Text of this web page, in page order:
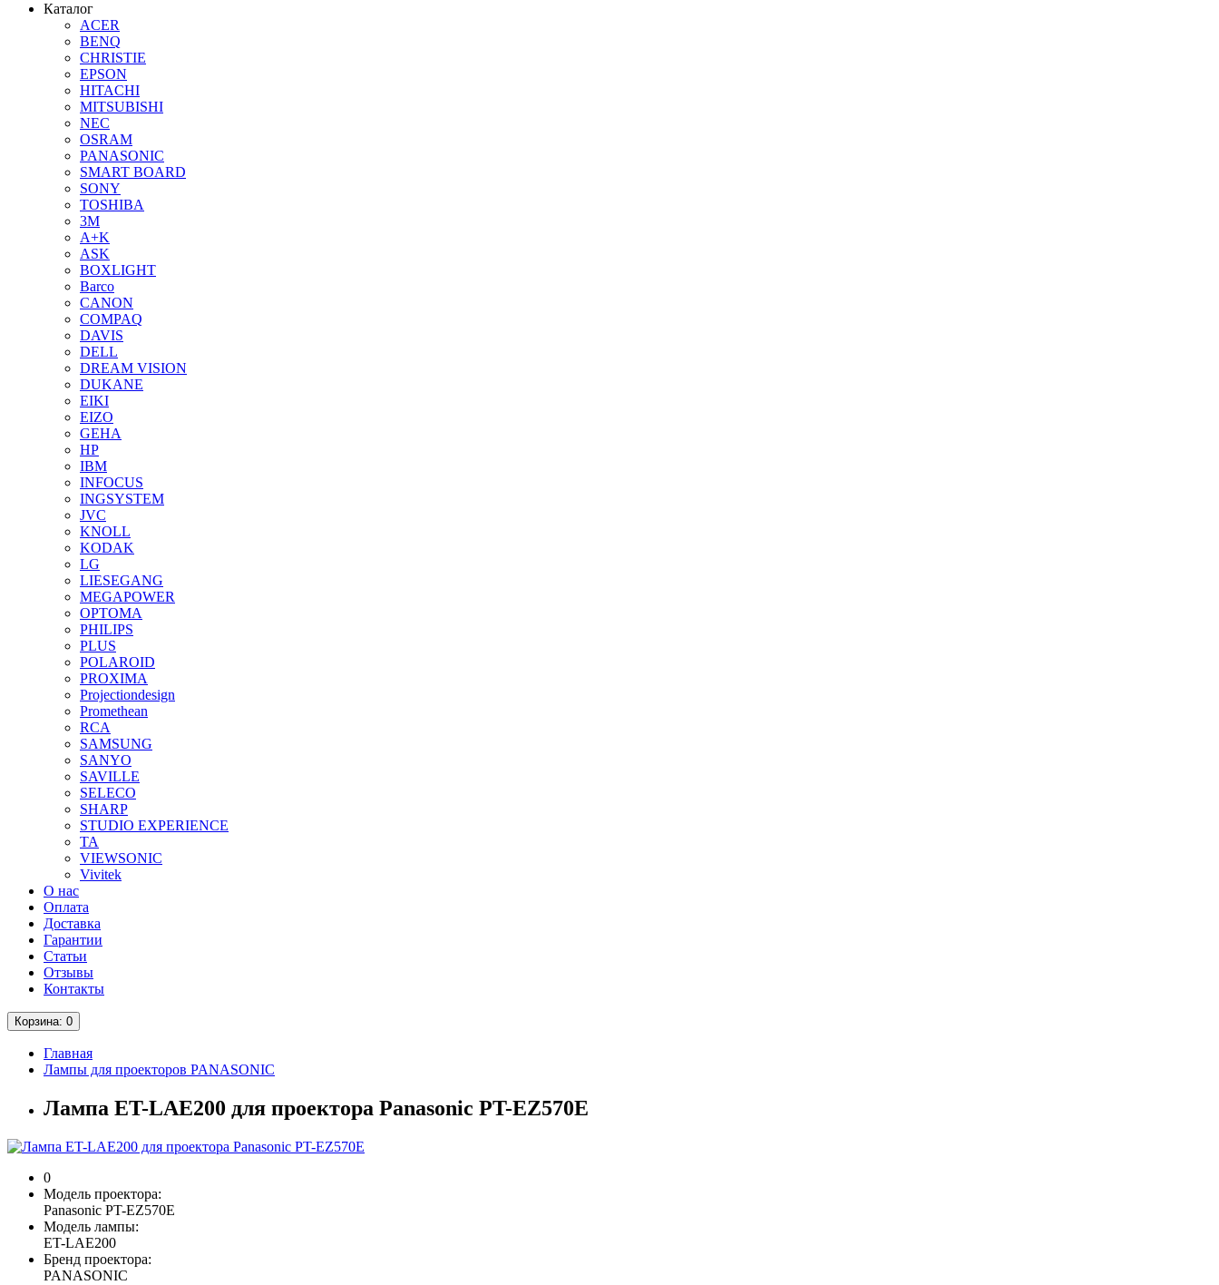
Каталог
ACER
BENQ
CHRISTIE
EPSON
HITACHI
MITSUBISHI
NEC
OSRAM
PANASONIC
SMART BOARD
SONY
TOSHIBA
3М
A+K
ASK
BOXLIGHT
Barco
CANON
COMPAQ
DAVIS
DELL
DREAM VISION
DUKANE
EIKI
EIZO
GEHA
HP
IBM
INFOCUS
INGSYSTEM
JVC
KNOLL
KODAK
LG
LIESEGANG
MEGAPOWER
OPTOMA
PHILIPS
PLUS
POLAROID
PROXIMA
Projectiondesign
Promethean
RCA
SAMSUNG
SANYO
SAVILLE
SELECO
SHARP
STUDIO EXPERIENCE
TA
VIEWSONIC
Vivitek
О нас
Оплата
Доставка
Гарантии
Статьи
Отзывы
Контакты
Корзина: 0
Главная
Лампы для проекторов PANASONIC
Лампа ET-LAE200 для проектора Panasonic PT-EZ570E
0
Модель проектора:
Panasonic PT-EZ570E
Модель лампы:
ET-LAE200
Бренд проектора:
PANASONIC